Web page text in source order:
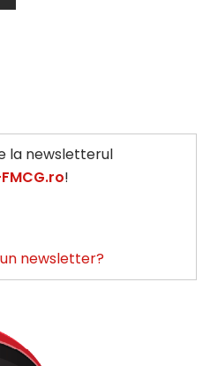
la newsletterul
!
newsletter?